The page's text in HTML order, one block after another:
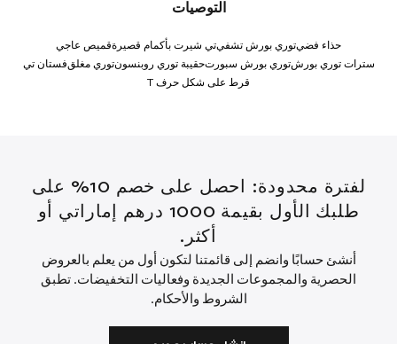
التوصيات
حذاء فضيتوري بورش تشفيتي شيرت بأكمام قصيرةقميص عاجي
سترات توري بورشتوري بورش سبورتحقيبة توري روبنسونتوري مغلقفستان تي
قرط على شكل حرف T
لفترة محدودة: احصل على خصم 10% على
طلبك الأول بقيمة 1000 درهم إماراتي أو
أكثر.
أنشئ حسابًا وانضم إلى قائمتنا لتكون أول من يعلم بالعروض
الحصرية والمجموعات الجديدة وفعاليات التخفيضات. تطبق
الشروط والأحكام.